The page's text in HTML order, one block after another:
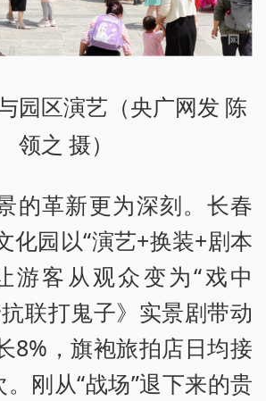
园区演艺（央广网发 陈
领之 摄）
的革新更为深刻。长春
化园以“演艺+换装+剧本
游客从观众变为“戏中
联打鬼子》实景剧带动
8%，旗袍旅拍店日均接
刚从“战场”退下来的贵